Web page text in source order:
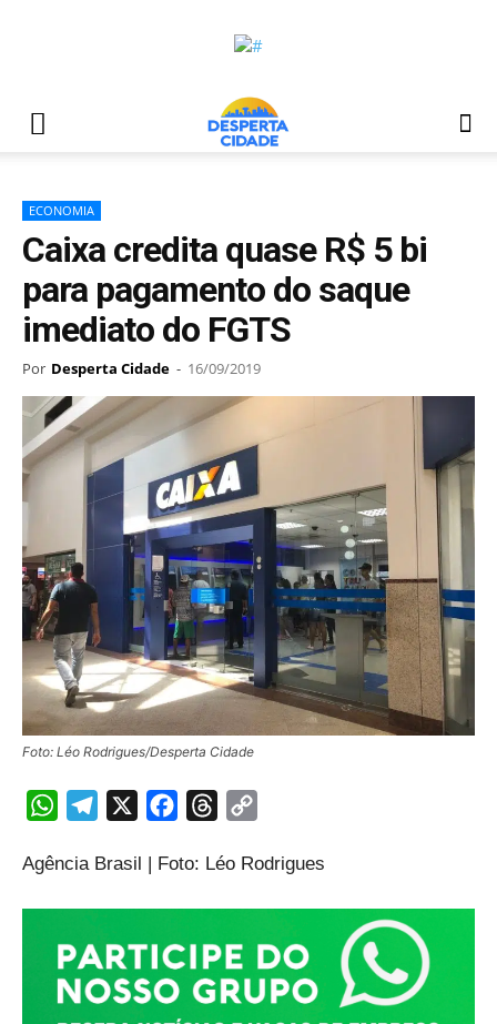
ECONOMIA
Caixa credita quase R$ 5 bi
para pagamento do saque
imediato do FGTS
Por Desperta Cidade - 16/09/2019
Foto: Léo Rodrigues/Desperta Cidade
WhatsAppTelegram FacebookThreads
Agência Brasil | Foto: Léo Rodrigues